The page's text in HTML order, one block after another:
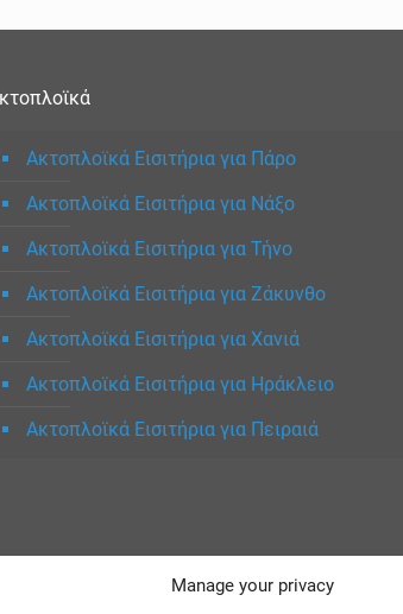
Manage your privacy
Ακτοπλοϊκά Εισιτήρια για Πάρο
Ακτοπλοϊκά Εισιτήρια για Νάξο
Ακτοπλοϊκά Εισιτήρια για Τήνο
Ακτοπλοϊκά Εισιτήρια για Ζάκυνθο
Ακτοπλοϊκά Εισιτήρια για Χανιά
Ακτοπλοϊκά Εισιτήρια για Ηράκλειο
Ακτοπλοϊκά Εισιτήρια για Πειραιά